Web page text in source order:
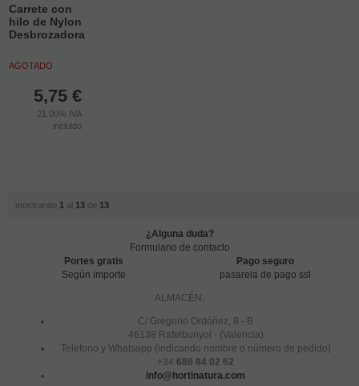
Carrete con
hilo de Nylon
Desbrozadora
AGOTADO
5,75 €
21.00% IVA
incluido
mostrando 1 al 13de 13
¿Alguna duda?
Formulario de contacto
Portes gratis
Según importe
Pago seguro
pasarela de pago ssl
ALMACÉN:
C/ Gregorio Ordóñez, 8 - B
46138 Rafelbunyol · (Valencia)
Teléfono y Whatsapp (indicando nombre o número de pedido)
+34 686 84 02 62
info@hortinatura.com